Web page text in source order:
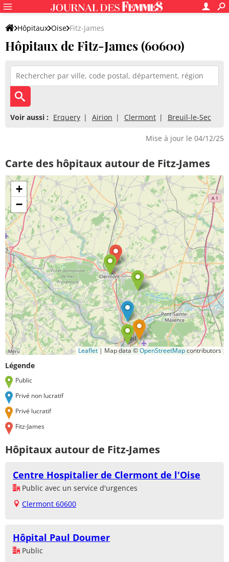
Hôpitaux Oise Fitz-James
Hôpitaux de Fitz-James (60600)
Voir aussi : Erquery Airion Clermont Breuil-le-Sec
Mise à jour le 04/12/25
Carte des hôpitaux autour de Fitz-James
+
−
Leaflet | Map data ©OpenStreetMapcontributors
Légende
Public
Privé non lucratif
Privé lucratif
Fitz-James
Hôpitaux autour de Fitz-James
Centre Hospitalier de Clermont de l'Oise
Public avec un service d'urgences
Clermont 60600
Hôpital Paul Doumer
Public